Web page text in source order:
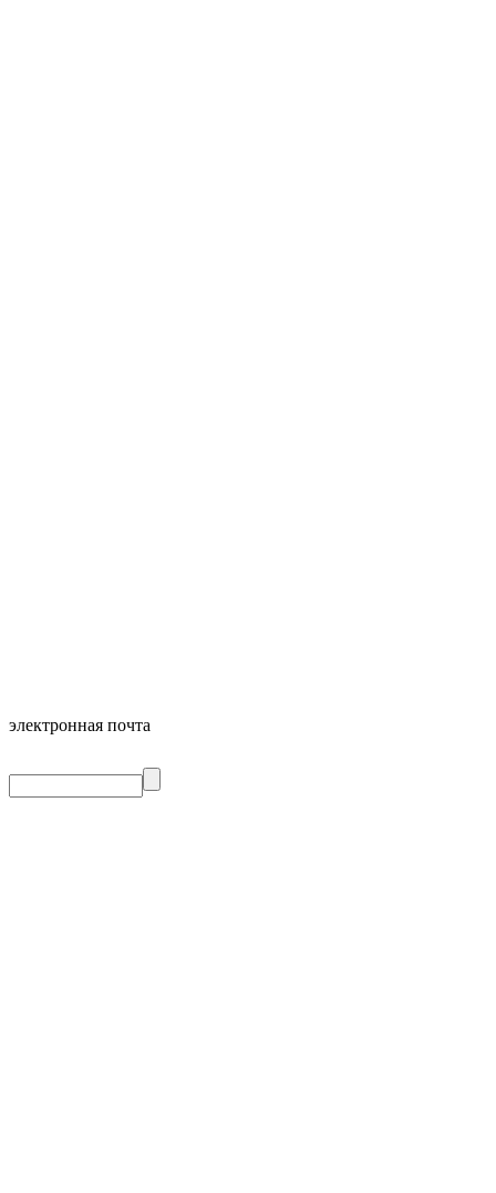
электронная почта